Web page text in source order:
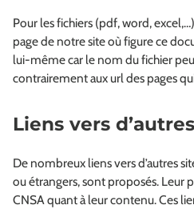
Pour les fichiers (pdf, word,
page de notre site où figure ce
lui-même car le nom du fichier
contrairement aux url des pages
Liens vers
De nombreux liens vers d’autres
ou étrangers, sont proposés. Leur
CNSA quant à leur contenu. Ces